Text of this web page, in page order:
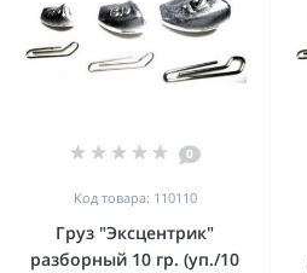
0
Код товара: 110110
Груз "Эксцентрик"
разборный 10 гр. (уп./10